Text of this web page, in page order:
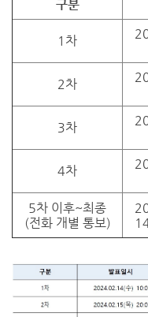
구분
1차
2차
3차
4차
5차 이후~최종
(전화 개별 통보)